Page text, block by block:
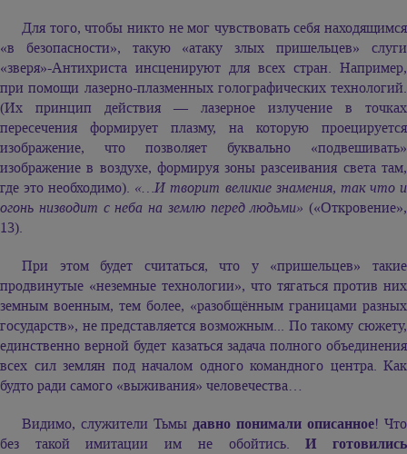
Для того, чтобы никто не мог чувствовать себя находящимся
«в безопасности», такую «атаку злых пришельцев» слуги
«зверя»-Антихриста инсценируют для всех стран. Например,
при помощи лазерно-плазменных голографических технологий.
(Их принцип действия — лазерное излучение в точках
пересечения формирует плазму, на которую проецируется
изображение, что позволяет буквально «подвешивать»
изображение в воздухе, формируя зоны разсеивания света там,
где это необходимо). «…И творит великие знамения, так что и
огонь низводит с неба на землю перед людьми» («Откровение»,
13).
При этом будет считаться, что у «пришельцев» такие
продвинутые «неземные технологии», что тягаться против них
земным военным, тем более, «разобщённым границами разных
государств», не представляется возможным... По такому сюжету,
единственно верной будет казаться задача полного объединения
всех сил землян под началом одного командного центра. Как
будто ради самого «выживания» человечества…
Видимо, служители Тьмы давно понимали описанное! Что
без такой имитации им не обойтись.И готовились